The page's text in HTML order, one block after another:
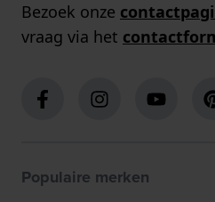
Bezoek onze
vraag via het
Populaire merken